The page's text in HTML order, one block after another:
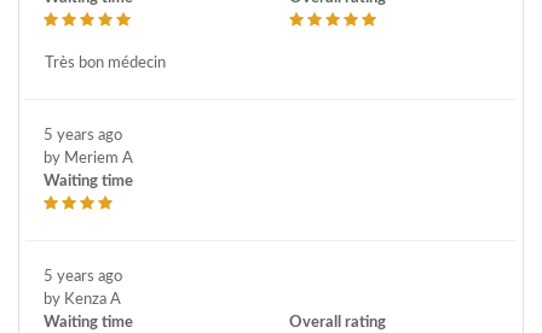
Très bon médecin
5 years ago
by Meriem A
Waiting time
5 years ago
by Kenza A
Waiting time
Overall rating